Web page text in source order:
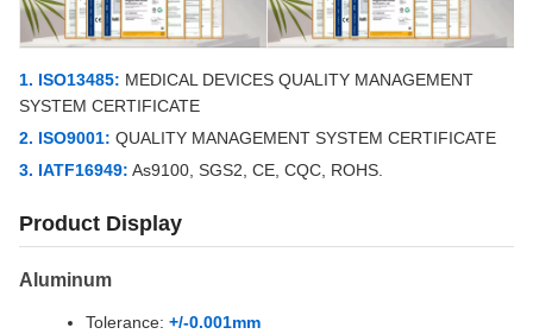
1. ISO13485: MEDICAL DEVICES QUALITY MANAGEMENT
SYSTEM CERTIFICATE
2. ISO9001: QUALITY MANAGEMENT SYSTEM CERTIFICATE
3. IATF16949: As9100, SGS2, CE, CQC, ROHS.
Product Display
Aluminum
Tolerance: +/-0.001mm